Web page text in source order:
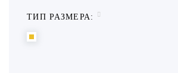
ТИП РАЗМЕРА: